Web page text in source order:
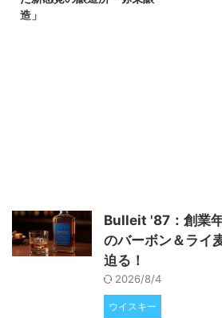
運転技術を活用した新しいモビリ
造」
たいという情熱が芽生えました。
その後、日本酒専門店「未来日本
酒店」で店長を歴任し、店舗運営
や経営のノウハウを培いました。
30歳を目前に、これまでの経験
Bulleit '87：創業
のバーボン＆ライ
迫る！
2026/8/4
ウイスキー